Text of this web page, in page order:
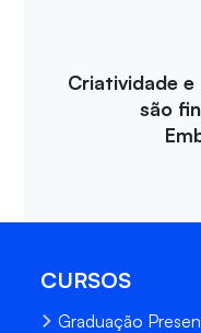
Criatividade e
são
CURSOS
Graduação